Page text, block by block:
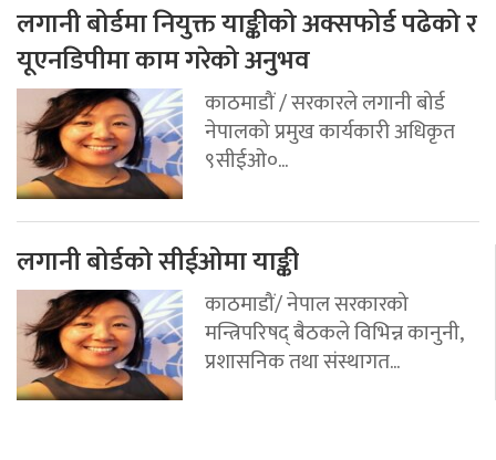
लगानी बोर्डमा नियुक्त याङ्कीको अक्सफोर्ड पढेको र
यूएनडिपीमा काम गरेको अनुभव
काठमाडौं / सरकारले लगानी बोर्ड
नेपालको प्रमुख कार्यकारी अधिकृत
९सीईओ०...
लगानी बोर्डको सीईओमा याङ्की
काठमाडौं/ नेपाल सरकारको
मन्त्रिपरिषद् बैठकले विभिन्न कानुनी,
प्रशासनिक तथा संस्थागत...